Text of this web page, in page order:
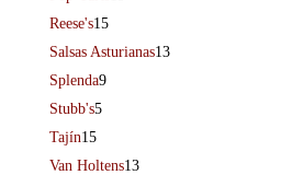
Reese's15
Salsas Asturianas13
Splenda9
Stubb's5
Tajín15
Van Holtens13